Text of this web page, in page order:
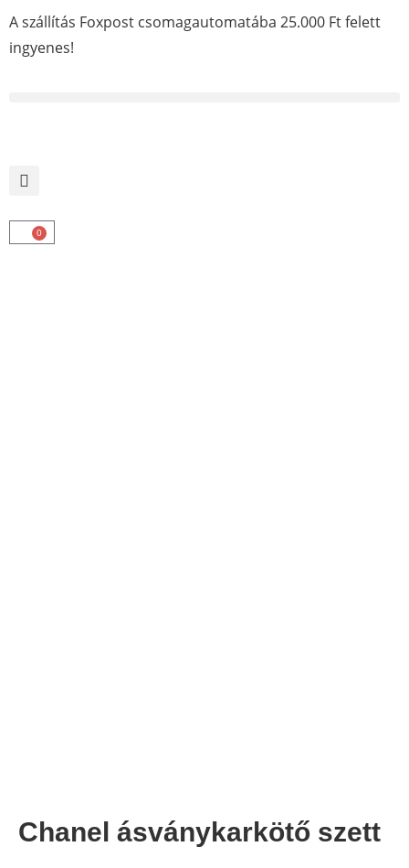
A szállítás Foxpost csomagautomatába 25.000 Ft felett
ingyenes!
0
Chanel ásványkarkötő szett